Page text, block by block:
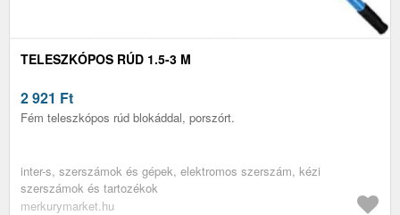
TELESZKÓPOS RÚD 1.5-3 M
2 921 Ft
Fém teleszkópos rúd blokáddal, porszórt.
inter-s, szerszámok és gépek, elektromos szerszám, kézi
szerszámok és tartozékok
merkurymarket.hu